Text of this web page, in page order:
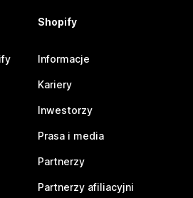
Shopify
Informacje
Kariery
Inwestorzy
Prasa i media
Partnerzy
Partnerzy afiliacyjni